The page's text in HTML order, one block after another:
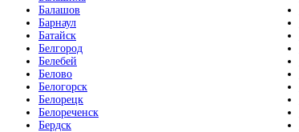
Балашов
Барнаул
Батайск
Белгород
Белебей
Белово
Белогорск
Белорецк
Белореченск
Бердск